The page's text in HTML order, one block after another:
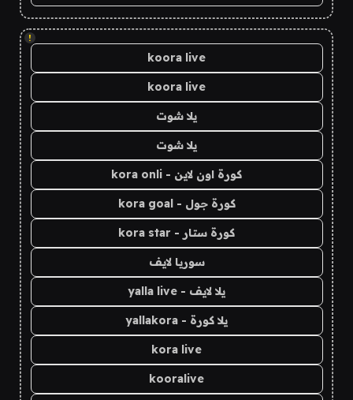
!
koora live
koora live
يلا شوت
يلا شوت
كورة اون لاين - kora onli
كورة جول - kora goal
كورة ستار - kora star
سوريا لايف
يلا لايف - yalla live
يلا كورة - yallakora
kora live
kooralive